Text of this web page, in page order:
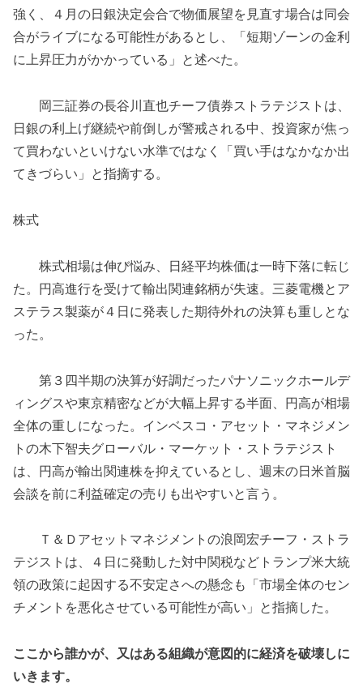
強く、４月の日銀決定会合で物価展望を見直す場合は同会
合がライブになる可能性があるとし、「短期ゾーンの金利
に上昇圧力がかかっている」と述べた。
岡三証券の長谷川直也チーフ債券ストラテジストは、
日銀の利上げ継続や前倒しが警戒される中、投資家が焦っ
て買わないといけない水準ではなく「買い手はなかなか出
てきづらい」と指摘する。
株式
株式相場は伸び悩み、日経平均株価は一時下落に転じ
た。円高進行を受けて輸出関連銘柄が失速。三菱電機とア
ステラス製薬が４日に発表した期待外れの決算も重しとな
った。
第３四半期の決算が好調だったパナソニックホールデ
ィングスや東京精密などが大幅上昇する半面、円高が相場
全体の重しになった。インベスコ・アセット・マネジメン
トの木下智夫グローバル・マーケット・ストラテジスト
は、円高が輸出関連株を抑えているとし、週末の日米首脳
会談を前に利益確定の売りも出やすいと言う。
Ｔ＆Ｄアセットマネジメントの浪岡宏チーフ・ストラ
テジストは、４日に発動した対中関税などトランプ米大統
領の政策に起因する不安定さへの懸念も「市場全体のセン
チメントを悪化させている可能性が高い」と指摘した。
ここから誰かが、又はある組織が意図的に経済を破壊しに
いきます。